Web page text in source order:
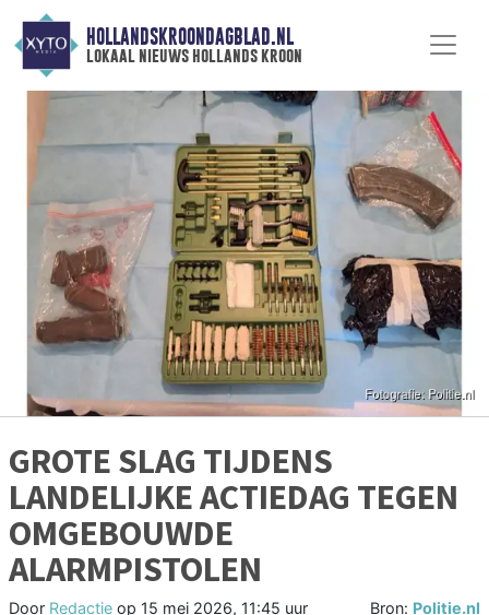
HOLLANDSKROONDAGBLAD.NL
lokaal nieuws hollands kroon
GROTE SLAG TIJDENS
LANDELIJKE ACTIEDAG TEGEN
OMGEBOUWDE
ALARMPISTOLEN
Door Redactie op 15 mei 2026, 11:45 uur Bron: Politie.nl